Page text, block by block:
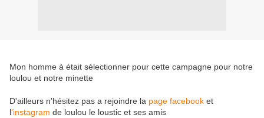
Mon homme à était sélectionner pour cette campagne pour notre
loulou et notre minette
D'ailleurs n'hésitez pas a rejoindre la page facebook et
l'instagram de loulou le loustic et ses amis